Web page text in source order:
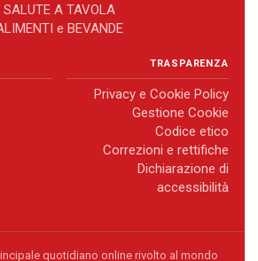
SALUTE A TAVOLA
e BEVANDE
TRASPARENZA
Privacy e Cookie Policy
Gestione Cookie
Codice etico
Correzioni e rettifiche
Dichiarazione di
accessibilità
quotidiano online rivolto al mondo